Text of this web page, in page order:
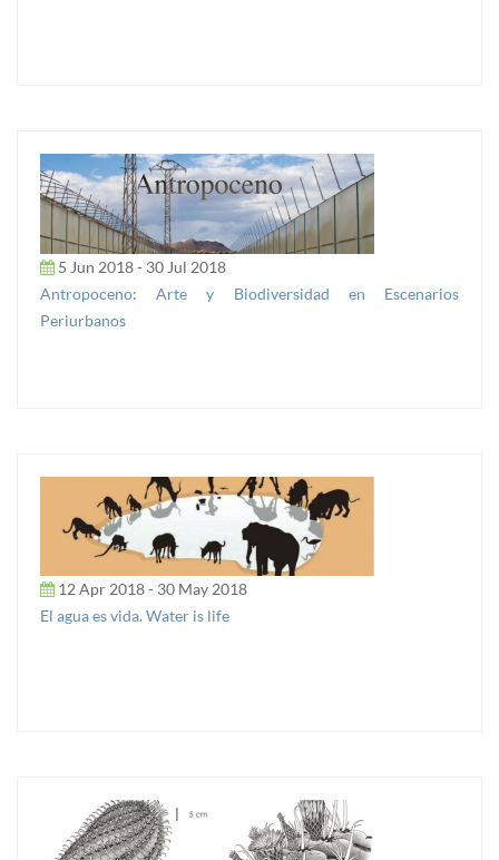
5 Jun 2018 - 30 Jul 2018
Antropoceno: Arte y Biodiversidad en Escenarios
Periurbanos
12 Apr 2018 - 30 May 2018
El agua es vida. Water is life